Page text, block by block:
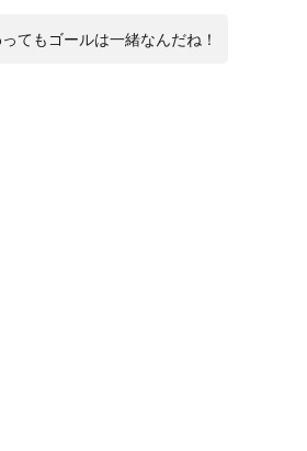
てもゴールは一緒なんだね！